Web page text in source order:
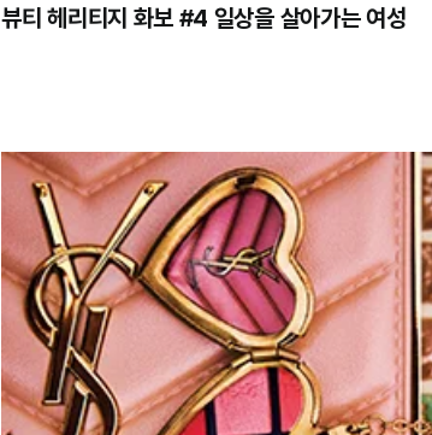
뷰티 헤리티지 화보 #4 일상을 살아가는 여성